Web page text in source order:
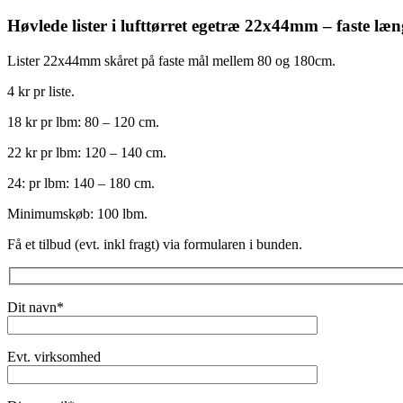
Høvlede lister i lufttørret egetræ 22x44mm – faste
Lister 22x44mm skåret på faste mål mellem 80 og 180cm.
4 kr pr liste.
18 kr pr lbm: 80 – 120 cm.
22 kr pr lbm: 120 – 140 cm.
24: pr lbm: 140 – 180 cm.
Minimumskøb: 100 lbm.
Få et tilbud (evt. inkl fragt) via formularen i bunden.
Dit navn*
Evt. virksomhed